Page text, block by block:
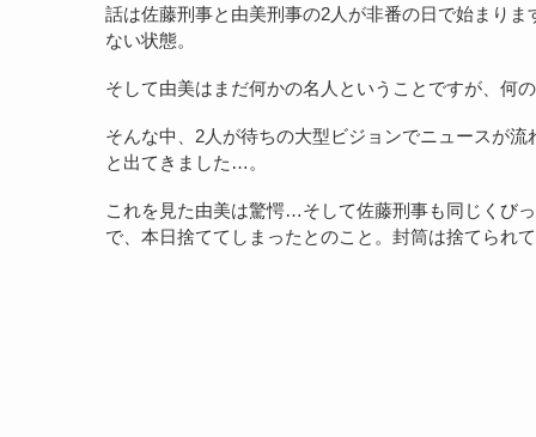
話は佐藤刑事と由美刑事の2人が非番の日で始まり
ない状態。
そして由美はまだ何かの名人ということですが、何
そんな中、2人が待ちの大型ビジョンでニュースが流
と出てきました…。
これを見た由美は驚愕…そして佐藤刑事も同じくび
で、本日捨ててしまったとのこと。封筒は捨てられ